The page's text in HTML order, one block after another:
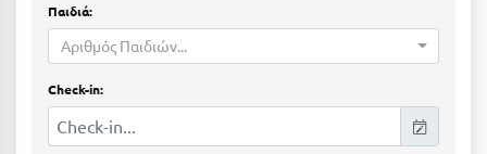
Ηλεία
Ηράκλειο
Παιδιά:
Αριθμός Παιδιών...
Check-in: